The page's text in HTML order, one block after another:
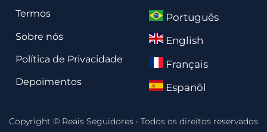
Termos
Sobre nós
Política de Privacidade
Depoimentos
Português
English
Français
Espanõl
Copyright © Reais Seguidores · Todos os direitos reservados